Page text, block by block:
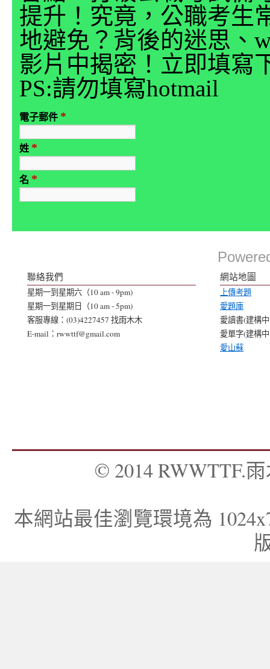
提升！究竟，公職考生
地避免？背後的迷思、
影片中揭密！立即填寫
PS:請勿填寫hotmail
電子郵件 *
姓 *
名 *
聯絡我們
星期一到星期六（10 am - 9pm)
星期一到星期日（10 am - 5pm)
客服專線：(03)4227457 找雨木木
E-mail：rwwttf@gmail.com
網站地圖
上傳考題
愛題庫
愛讀書(建構
愛單字(建構
愛山蘇
© 2014 RWWTTF.
本網站最佳瀏覽環境為